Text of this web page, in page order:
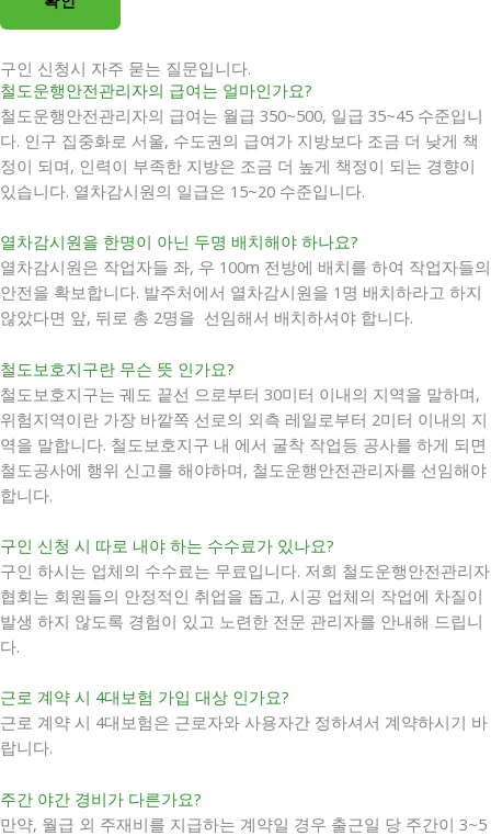
구인 신청시 자주 묻는 질문입니다.
철도운행안전관리자의 급여는 얼마인가요?
철도운행안전관리자의 급여는 월급 350~500, 일급 35~45 수준입니
다. 인구 집중화로 서울, 수도권의 급여가 지방보다 조금 더 낮게 책
정이 되며, 인력이 부족한 지방은 조금 더 높게 책정이 되는 경향이
있습니다. 열차감시원의 일급은 15~20 수준입니다.
열차감시원을 한명이 아닌 두명 배치해야 하나요?
열차감시원은 작업자들 좌, 우 100m 전방에 배치를 하여 작업자들의
안전을 확보합니다. 발주처에서 열차감시원을 1명 배치하라고 하지
않았다면 앞, 뒤로 총 2명을 선임해서 배치하셔야 합니다.
철도보호지구란 무슨 뜻 인가요?
철도보호지구는 궤도 끝선 으로부터 30미터 이내의 지역을 말하며,
위험지역이란 가장 바깥쪽 선로의 외측 레일로부터 2미터 이내의 지
역을 말합니다. 철도보호지구 내 에서 굴착 작업등 공사를 하게 되면
철도공사에 행위 신고를 해야하며, 철도운행안전관리자를 선임해야
합니다.
구인 신청 시 따로 내야 하는 수수료가 있나요?
구인 하시는 업체의 수수료는 무료입니다. 저희 철도운행안전관리자
협회는 회원들의 안정적인 취업을 돕고, 시공 업체의 작업에 차질이
발생 하지 않도록 경험이 있고 노련한 전문 관리자를 안내해 드립니
다.
근로 계약 시 4대보험 가입 대상 인가요?
근로 계약 시 4대보험은 근로자와 사용자간 정하셔서 계약하시기 바
랍니다.
주간 야간 경비가 다른가요?
만약, 월급 외 주재비를 지급하는 계약일 경우 출근일 당 주간이 3~5